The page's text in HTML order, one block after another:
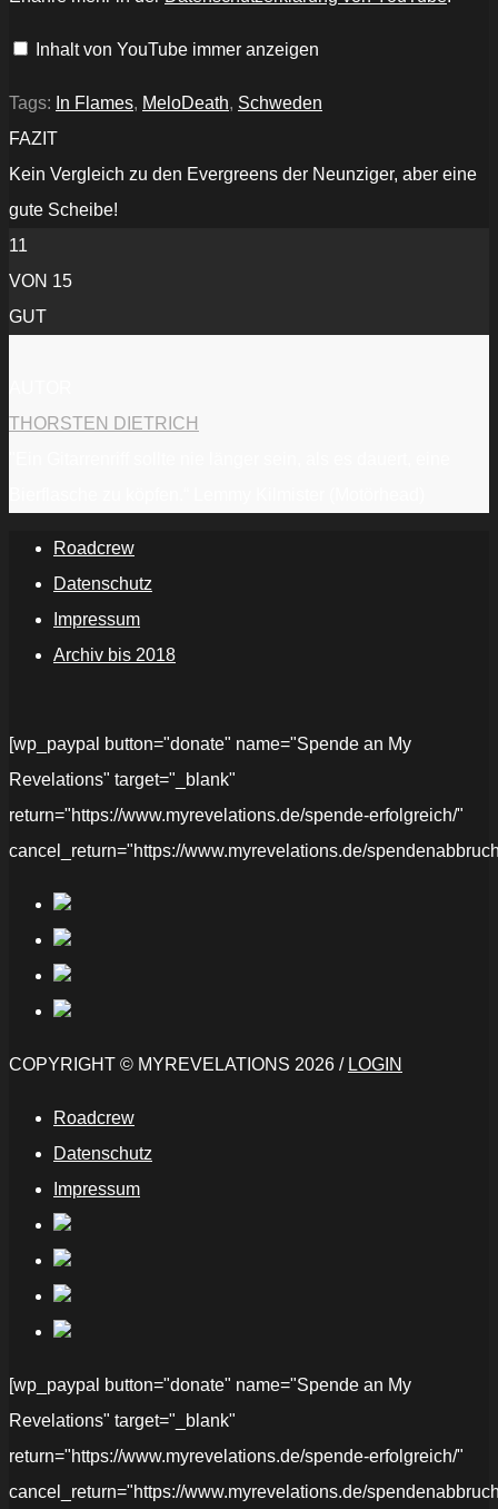
VIDEO)“
anzeigen
Inhalt von YouTube immer anzeigen
Tags: In Flames, MeloDeath, Schweden
FAZIT
Kein Vergleich zu den Evergreens der Neunziger, aber eine
gute Scheibe!
11
VON 15
GUT
THORSTEN DIETRICH
Roadcrew
Datenschutz
Impressum
Archiv bis 2018
[wp_paypal button="donate" name="Spende an My
Revelations" target="_blank"
return="https://www.myrevelations.de/spende-erfolgreich/"
cancel_return="https://www.myrevelations.de/
COPYRIGHT © MYREVELATIONS 2026 / LOGIN
Roadcrew
Datenschutz
Impressum
[wp_paypal button="donate" name="Spende an My
Revelations" target="_blank"
return="https://www.myrevelations.de/spende-erfolgreich/"
cancel_return="https://www.myrevelations.de/